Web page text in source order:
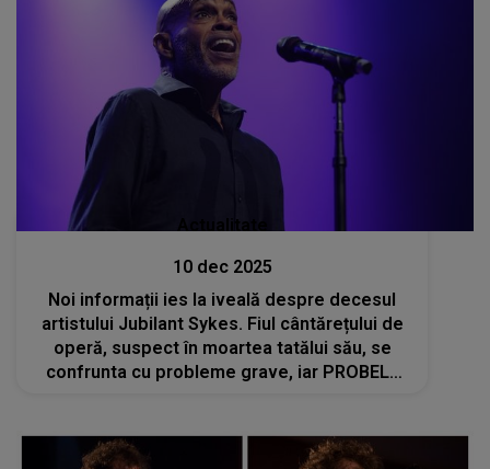
Actualitate
10 dec 2025
Noi informații ies la iveală despre decesul
artistului Jubilant Sykes. Fiul cântărețului de
operă, suspect în moartea tatălui său, se
confrunta cu probleme grave, iar PROBELE